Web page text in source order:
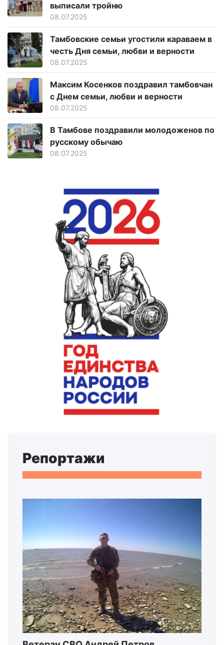
выписали тройню
08.07.2025
Тамбовские семьи угостили караваем в
честь Дня семьи, любви и верности
08.07.2025
Максим Косенков поздравил тамбовчан
с Днем семьи, любви и верности
08.07.2025
В Тамбове поздравили молодоженов по
русскому обычаю
08.07.2025
Репортажи